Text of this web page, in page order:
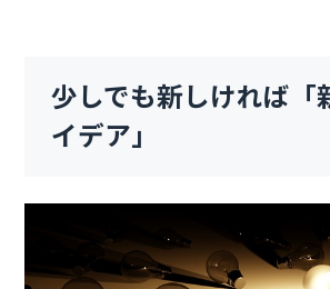
少しでも新しければ「
イデア」